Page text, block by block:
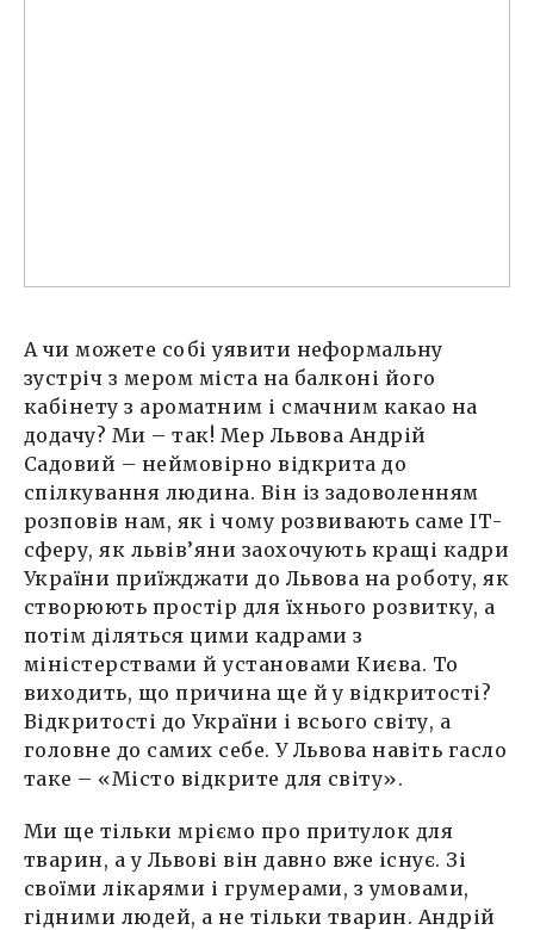
А чи можете собі уявити неформальну
зустріч з мером міста на балконі його
кабінету з ароматним і смачним какао на
додачу? Ми – так! Мер Львова Андрій
Садовий – неймовірно відкрита до
спілкування людина. Він із задоволенням
розповів нам, як і чому розвивають саме ІТ-
сферу, як львів’яни заохочують кращі кадри
України приїжджати до Львова на роботу, як
створюють простір для їхнього розвитку, а
потім діляться цими кадрами з
міністерствами й установами Києва. То
виходить, що причина ще й у відкритості?
Відкритості до України і всього світу, а
головне до самих себе. У Львова навіть гасло
таке – «Місто відкрите для світу».
Ми ще тільки мріємо про притулок для
тварин, а у Львові він давно вже існує. Зі
своїми лікарями і грумерами, з умовами,
гідними людей, а не тільки тварин. Андрій